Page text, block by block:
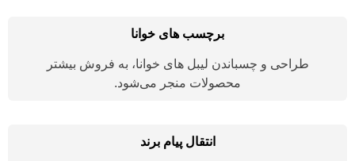
برچسب های خوانا
طراحی و چسباندن لیبل های خوانا، به فروش بیشتر
محصولات منجر می‌شود.
انتقال پیام برند